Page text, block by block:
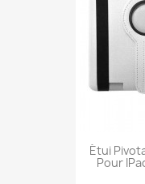
Étui
Pour